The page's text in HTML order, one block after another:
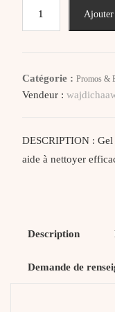
Cassis
150ml‎
Ajouter
Catégorie : Promos &
Vendeur :
DESCRIPTION :
aide à nettoyer
Description
Demande de